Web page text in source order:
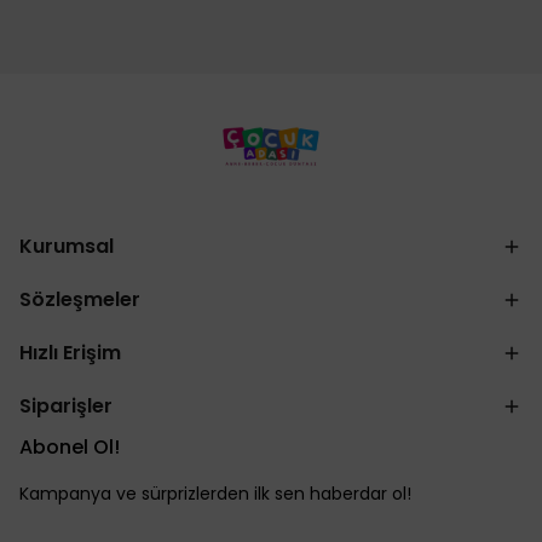
Kurumsal
Sözleşmeler
Hızlı Erişim
Siparişler
Abonel Ol!
Kampanya ve sürprizlerden ilk sen haberdar ol!